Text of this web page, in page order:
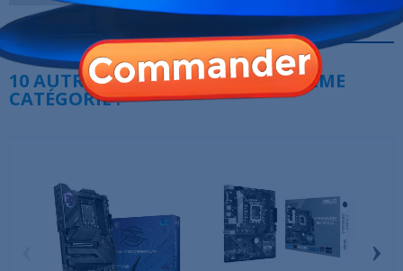
Références spécifiques
10 AUTRES PRODUITS DANS LA MÊME
CATÉGORIE :
›